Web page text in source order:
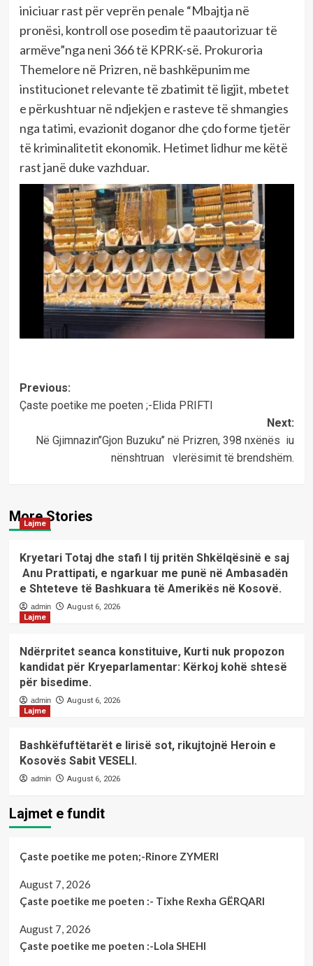
iniciuar rast për veprën penale “Mbajtja në
pronësi, kontroll ose posedim të paautorizuar të
armëve”nga neni 366 të KPRK-së. Prokuroria
Themelore në Prizren, në bashkëpunim me
institucionet relevante të zbatimit të ligjit, mbetet
e përkushtuar në ndjekjen e rasteve të shmangies
nga tatimi, evazionit doganor dhe çdo forme tjetër
të kriminalitetit ekonomik. Hetimet lidhur me këtë
rast janë duke vazhduar.
Post
navigation
Previous:
Çaste poetike me poeten ;-Elida PRIFTI
Next:
Në Gjimnazin’’Gjon Buzuku’’ në Prizren, 398 nxënës iu
nënshtruan vlerësimit të brendshëm.
More Stories
Lajme
Kryetari Totaj dhe stafi I tij pritën Shkëlqësinë e saj
Anu Prattipati, e ngarkuar me punë në Ambasadën
e Shteteve të Bashkuara të Amerikës në Kosovë.
admin
August 6, 2026
Lajme
Ndërpritet seanca konstituive, Kurti nuk propozon
kandidat për Kryeparlamentar: Kërkoj kohë shtesë
për bisedime.
admin
August 6, 2026
Lajme
Bashkëfuftëtarët e lirisë sot, rikujtojnë Heroin e
Kosovës Sabit VESELI.
admin August 6, 2026
Lajmet e fundit
Çaste poetike me poten;-Rinore ZYMERI
August 7, 2026
Çaste poetike me poeten :- Tixhe Rexha GËRQARI
August 7, 2026
Çaste poetike me poeten :-Lola SHEHI